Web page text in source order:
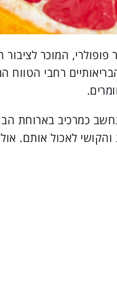
פופולרי, המוכר
הבריאותיים רחבי
כמרכיב בארוחת
לאכול אותם.